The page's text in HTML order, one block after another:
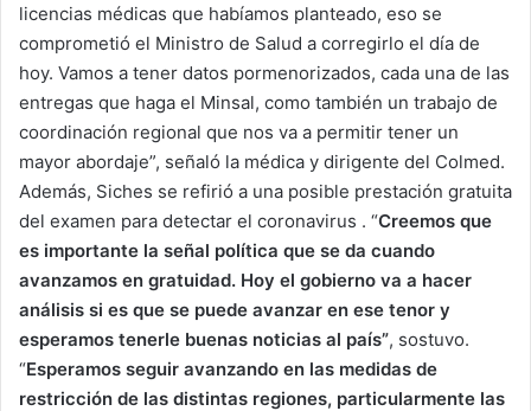
licencias médicas que habíamos planteado, eso se
comprometió el Ministro de Salud a corregirlo el día de
hoy. Vamos a tener datos pormenorizados, cada una de las
entregas que haga el Minsal, como también un trabajo de
coordinación regional que nos va a permitir tener un
mayor abordaje”, señaló la médica y dirigente del Colmed.
Además, Siches se refirió a una posible prestación gratuita
del examen para detectar el coronavirus . “Creemos que
es importante la señal política que se da cuando
avanzamos en gratuidad. Hoy el gobierno va a hacer
análisis si es que se puede avanzar en ese tenor y
esperamos tenerle buenas noticias al país”, sostuvo.
“Esperamos seguir avanzando en las medidas de
restricción de las distintas regiones, particularmente las